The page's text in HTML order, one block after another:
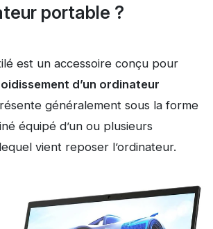
portable ?
est un accessoire conçu pour
d’un ordinateur
généralement sous la forme
équipé d’un ou plusieurs
vient reposer l’ordinateur.